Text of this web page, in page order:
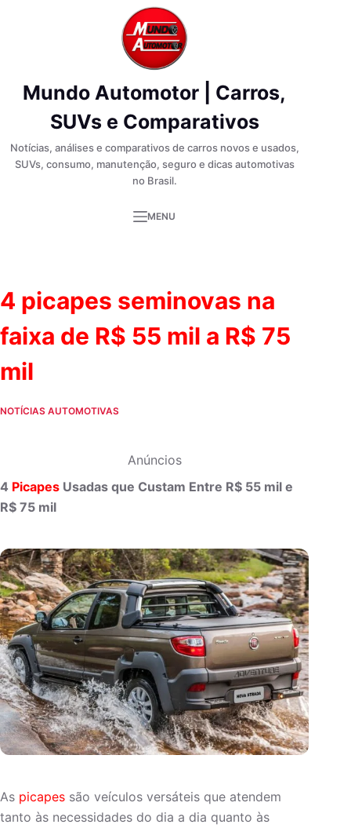
Mundo Automotor | Carros,
SUVs e Comparativos
Notícias, análises e comparativos de carros novos e usados,
SUVs, consumo, manutenção, seguro e dicas automotivas
no Brasil.
MENU
4 picapes seminovas na
faixa de R$ 55 mil a R$ 75
mil
NOTÍCIAS AUTOMOTIVAS
Anúncios
4 Picapes Usadas que Custam Entre R$ 55 mil e
R$ 75 mil
As picapes são veículos versáteis que atendem
tanto às necessidades do dia a dia quanto às